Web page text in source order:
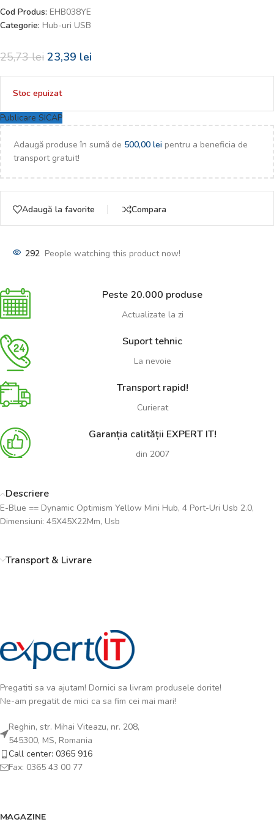
Cod Produs: EHB038YE
Categorie: Hub-uri USB
25,73lei 23,39 lei
Stoc epuizat
Publicare SICAP
Adaugă produse în sumă de 500,00 lei pentru a beneficia de
transport gratuit!
Adaugă la favorite Compara
292 People watching this product now!
Peste 20.000 produse
Actualizate la zi
Suport tehnic
La nevoie
Transport rapid!
Curierat
Garanția calității EXPERT IT!
din 2007
Descriere
E-Blue == Dynamic Optimism Yellow Mini Hub, 4 Port-Uri Usb 2.0,
Dimensiuni: 45X45X22Mm, Usb
Transport & Livrare
Pregatiti sa va ajutam! Dornici sa livram produsele dorite!
Ne-am pregatit de mici ca sa fim cei mai mari!
Reghin, str. Mihai Viteazu, nr. 208,
545300, MS, Romania
Call center: 0365 916
Fax: 0365 43 00 77
MAGAZINE